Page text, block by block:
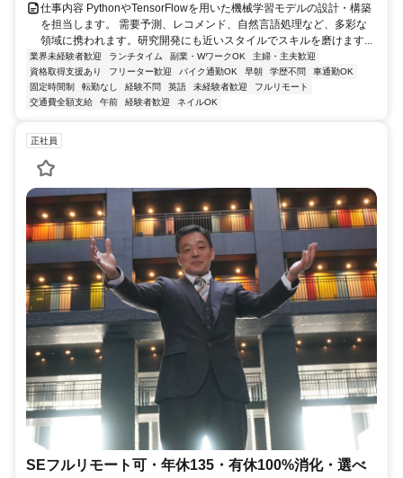
仕事内容 PythonやTensorFlowを用いた機械学習モデルの設計・構築
を担当します。 需要予測、レコメンド、自然言語処理など、多彩な
領域に携われます。研究開発にも近いスタイルでスキルを磨けます...
業界未経験者歓迎 ランチタイム 副業・WワークOK
主婦・主夫歓迎
資格取得支援あり
フリーター歓迎 バイク通勤OK 早朝 学歴不問
車通勤OK
固定時間制
転勤なし 経験不問 英語 未経験者歓迎
フルリモート
交通費全額支給
午前 経験者歓迎 ネイルOK
正社員
SEフルリモート可・年休135・有休100%消化・選べ